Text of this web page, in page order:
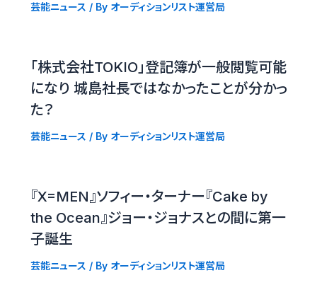
芸能ニュース / By オーディションリスト運営局
「株式会社TOKIO」登記簿が一般閲覧可能
になり 城島社長ではなかったことが分かっ
た？
芸能ニュース / By オーディションリスト運営局
『X=MEN』ソフィー・ターナー『Cake by
the Ocean』ジョー・ジョナスとの間に第一
子誕生
芸能ニュース / By オーディションリスト運営局